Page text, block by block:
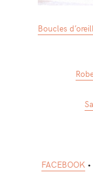
Boucles
FACEBOOK •